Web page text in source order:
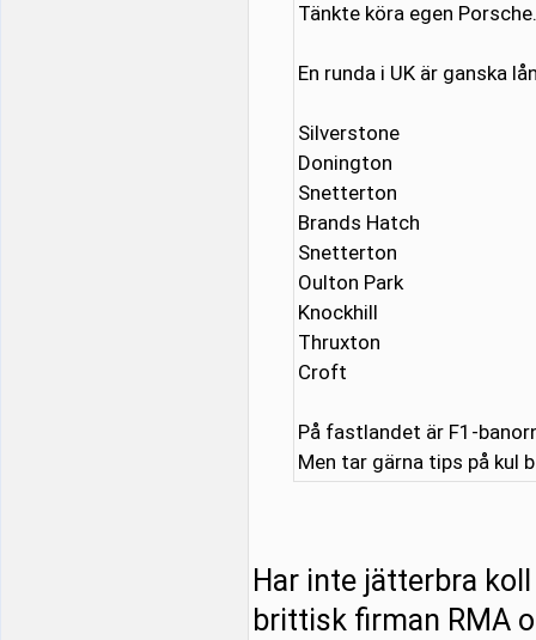
Tänkte köra egen Porsche.
En runda i UK är ganska
Silverstone
Donington
Snetterton
Brands Hatch
Snetterton
Oulton Park
Knockhill
Thruxton
Croft
På fastlandet är F1-
Men tar gärna tips på kul
Har inte jätterbra
brittisk firman RMA